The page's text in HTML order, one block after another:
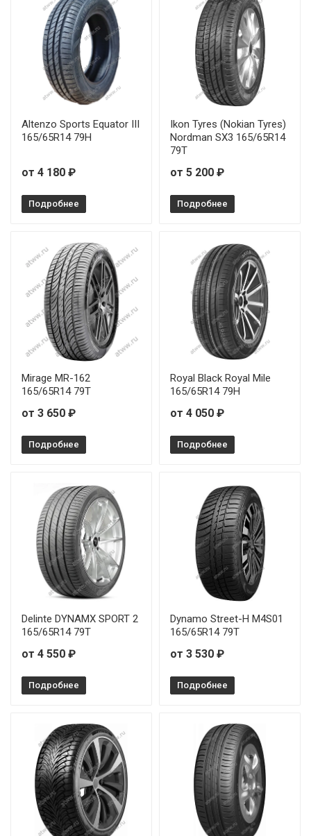
Altenzo Sports Equator III
165/65R14 79H
от 4 180 ₽
Подробнее
Ikon Tyres (Nokian Tyres)
Nordman SX3 165/65R14
79T
от 5 200 ₽
Подробнее
Mirage MR-162
165/65R14 79T
от 3 650 ₽
Подробнее
Royal Black Royal Mile
165/65R14 79H
от 4 050 ₽
Подробнее
Delinte DYNAMX SPORT 2
165/65R14 79T
от 4 550 ₽
Подробнее
Dynamo Street-H M4S01
165/65R14 79T
от 3 530 ₽
Подробнее